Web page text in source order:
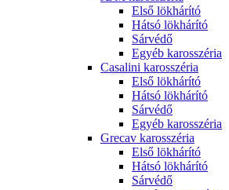
Első lökhárító
Hátsó lökhárító
Sárvédő
Egyéb karosszéria
Casalini karosszéria
Első lökhárító
Hátsó lökhárító
Sárvédő
Egyéb karosszéria
Grecav karosszéria
Első lökhárító
Hátsó lökhárító
Sárvédő